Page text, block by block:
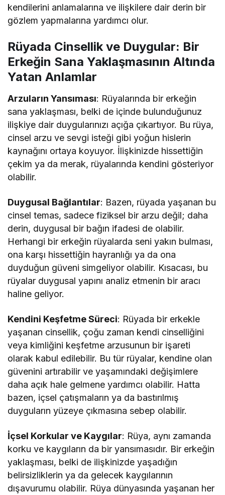
kendilerini anlamalarına ve ilişkilere dair derin bir
gözlem yapmalarına yardımcı olur.
Rüyada Cinsellik ve Duygular: Bir
Erkeğin Sana Yaklaşmasının Altında
Yatan Anlamlar
Arzuların Yansıması: Rüyalarında bir erkeğin
sana yaklaşması, belki de içinde bulunduğunuz
ilişkiye dair duygularınızı açığa çıkartıyor. Bu rüya,
cinsel arzu ve sevgi isteği gibi yoğun hislerin
kaynağını ortaya koyuyor. İlişkinizde hissettiğin
çekim ya da merak, rüyalarında kendini gösteriyor
olabilir.
Duygusal Bağlantılar: Bazen, rüyada yaşanan bu
cinsel temas, sadece fiziksel bir arzu değil; daha
derin, duygusal bir bağın ifadesi de olabilir.
Herhangi bir erkeğin rüyalarda seni yakın bulması,
ona karşı hissettiğin hayranlığı ya da ona
duyduğun güveni simgeliyor olabilir. Kısacası, bu
rüyalar duygusal yapını analiz etmenin bir aracı
haline geliyor.
Kendini Keşfetme Süreci: Rüyada bir erkekle
yaşanan cinsellik, çoğu zaman kendi cinselliğini
veya kimliğini keşfetme arzusunun bir işareti
olarak kabul edilebilir. Bu tür rüyalar, kendine olan
güvenini artırabilir ve yaşamındaki değişimlere
daha açık hale gelmene yardımcı olabilir. Hatta
bazen, içsel çatışmaların ya da bastırılmış
duyguların yüzeye çıkmasına sebep olabilir.
İçsel Korkular ve Kaygılar: Rüya, aynı zamanda
korku ve kaygıların da bir yansımasıdır. Bir erkeğin
yaklaşması, belki de ilişkinizde yaşadığın
belirsizliklerin ya da gelecek kaygılarının
dışavurumu olabilir. Rüya dünyasında yaşanan her